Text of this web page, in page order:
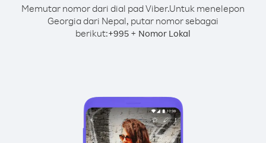
Memutar nomor dari dial pad Viber.Untuk menelepon
Georgia dari Nepal, putar nomor sebagai
berikut:+995 + Nomor Lokal